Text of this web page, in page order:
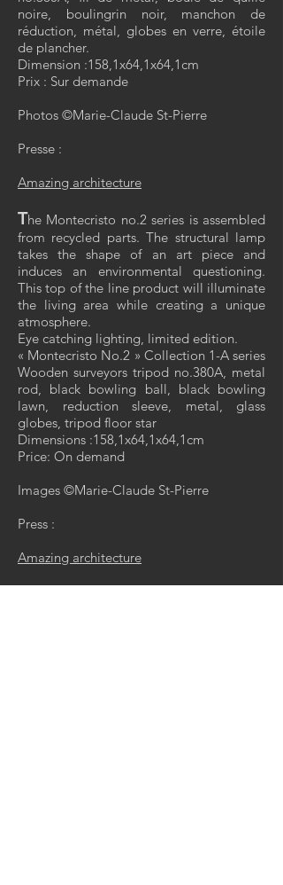
noire, boulingrin noir, manchon de
réduction, métal, globes en verre, étoile
de plancher.
Dimension :158,1x64,1x64,1cm
Prix : Sur demande
Photos ©Marie-Claude St-Pierre
Presse :
Amazing architecture
The Montecristo no.2 series is assembled
from recycled parts. The structural lamp
takes the shape of an art piece and
induces an environmental questioning.
This top of the line product will illuminate
the living area while creating a unique
atmosphere.
Eye catching lighting, limited edition.
« Montecristo No.2 » Collection 1-A series
Wooden surveyors tripod no.380A, metal
rod, black bowling ball, black bowling
lawn, reduction sleeve, metal, glass
globes, tripod floor star
Dimensions :158,1x64,1x64,1cm
Price: On demand
Images ©Marie-Claude St-Pierre
Press :
Amazing architecture